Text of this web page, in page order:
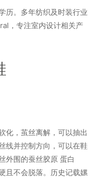
历。多年纺织及时装行业
，专注室内设计相关产
化，茧丝离解，可以抽出
线并控制方向，可以在鞋
外围的蚕丝胶原 蛋白
且不会脱落。历史记载嫘